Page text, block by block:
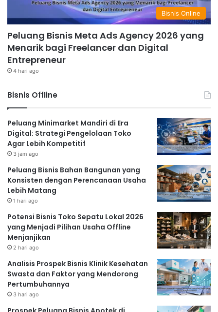
Bisnis Online
Peluang Bisnis Meta Ads Agency 2026 yang
Menarik bagi Freelancer dan Digital
Entrepreneur
4 hari ago
Bisnis Offline
Peluang Minimarket Mandiri di Era
Digital: Strategi Pengelolaan Toko
Agar Lebih Kompetitif
3 jam ago
Peluang Bisnis Bahan Bangunan yang
Konsisten dengan Perencanaan Usaha
Lebih Matang
1 hari ago
Potensi Bisnis Toko Sepatu Lokal 2026
yang Menjadi Pilihan Usaha Offline
Menjanjikan
2 hari ago
Analisis Prospek Bisnis Klinik Kesehatan
Swasta dan Faktor yang Mendorong
Pertumbuhannya
3 hari ago